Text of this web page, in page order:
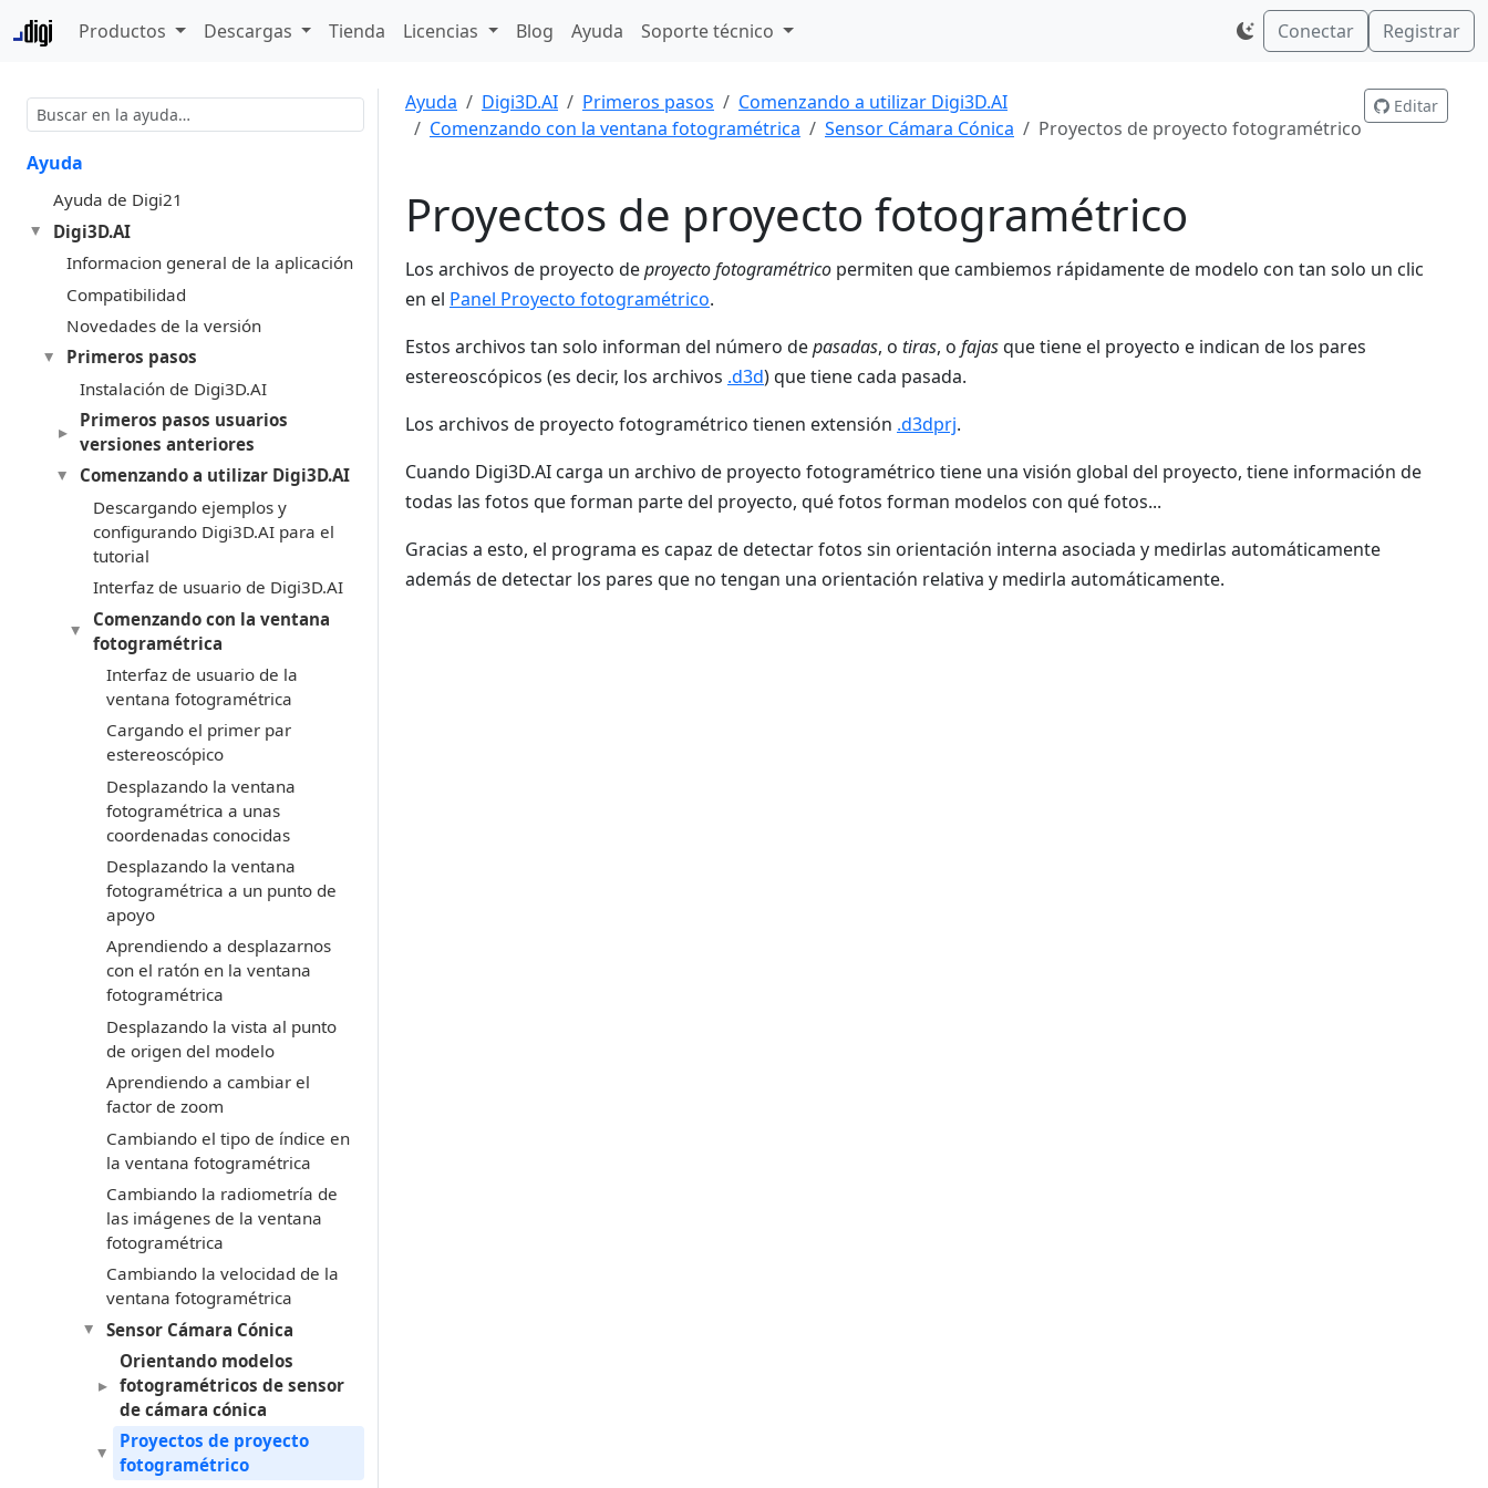
Productos Descargas Tienda Licencias Blog Ayuda Soporte técnico Conectar Registrar
Ayuda
Ayuda de Digi21
Digi3D.AI
Informacion general de la aplicación
Compatibilidad
Novedades de la versión
Primeros pasos
Instalación de Digi3D.AI
Primeros pasos usuarios
versiones anteriores
Comenzando a utilizar Digi3D.AI
Descargando ejemplos y
configurando Digi3D.AI para el
tutorial
Interfaz de usuario de Digi3D.AI
Comenzando con la ventana
fotogramétrica
Interfaz de usuario de la
ventana fotogramétrica
Cargando el primer par
estereoscópico
Desplazando la ventana
fotogramétrica a unas
coordenadas conocidas
Desplazando la ventana
fotogramétrica a un punto de
apoyo
Aprendiendo a desplazarnos
con el ratón en la ventana
fotogramétrica
Desplazando la vista al punto
de origen del modelo
Aprendiendo a cambiar el
factor de zoom
Cambiando el tipo de índice en
la ventana fotogramétrica
Cambiando la radiometría de
las imágenes de la ventana
fotogramétrica
Cambiando la velocidad de la
ventana fotogramétrica
Sensor Cámara Cónica
Orientando modelos
fotogramétricos de sensor
de cámara cónica
Proyectos de proyecto
fotogramétrico
Ayuda Digi3D.AI Primeros pasos
Comenzando a utilizar Digi3D.AI
Comenzando con la ventana fotogramétrica
Sensor Cámara Cónica Proyectos de proyecto fotogramétrico
Editar
Proyectos de proyecto fotogramétrico
Los archivos de proyecto deproyecto fotogramétrico permiten que cambiemos rápidamente de modelo con tan solo un clic
en el Panel Proyecto fotogramétrico.
Estos archivos tan solo informan del número depasadas, o tiras, o fajasque tiene el proyecto e indican de los pares
estereoscópicos (es decir, los archivos .d3d) que tiene cada pasada.
Los archivos de proyecto fotogramétrico tienen extensión .d3dprj.
Cuando Digi3D.AI carga un archivo de proyecto fotogramétrico tiene una visión global del proyecto, tiene información de
todas las fotos que forman parte del proyecto, qué fotos forman modelos con qué fotos...
Gracias a esto, el programa es capaz de detectar fotos sin orientación interna asociada y medirlas automáticamente
además de detectar los pares que no tengan una orientación relativa y medirla automáticamente.